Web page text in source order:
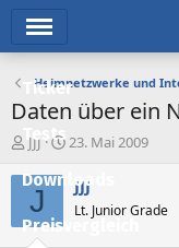
Ticker
Tests
Downloads
Preisvergleich
Heimnetzwerke und
Daten über ein
E
s
e
JJJ
E
23. Mai 2009
J JJJ
Lt. Junior Grade